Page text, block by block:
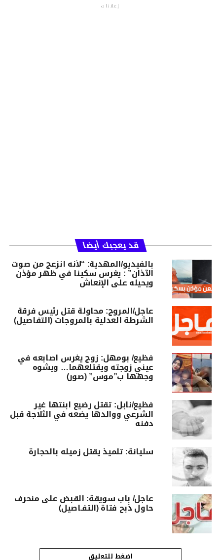
إعلانات
قد يعجبك أيضا
بالفيديو/المهدية: “لأنه انزعج من صوت
الآذان” : يغرس سكينا في ظهر مؤذن
ويحيله على الإنعاش
عاجل/المروج: محاولة قتل رئيس فرقة
الشرطة العدلية بالمروجات (التفاصيل)
فظيع/ بومهل: زوج يغرس اصابعه في
عيني زوجته ويقتلعهما… ويشوه
وجهها ب”موس” (صور)
فظيع/نابل: تقتل رضيع ابنتها غير
الشرعي ووالدها يضعه في الثلاجة قبل
دفنه
سليانة: تلميذ يقتل زميله بالحجارة
عاجل/ باب سويقة: القبض على منحرف
حاول ذبح فتاة (التفـاصيل)
اضغط للتعليق